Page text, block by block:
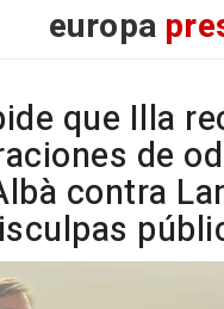
europa
que Illa
de
contra